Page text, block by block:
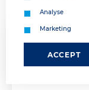
GATE
Analyse
Marketing
ACCEPT